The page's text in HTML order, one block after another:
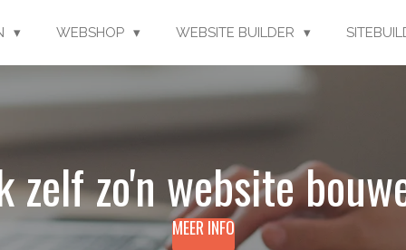
WEBSHOP WEBSITE BUILDER
zelf zo'n website
MEER INFO